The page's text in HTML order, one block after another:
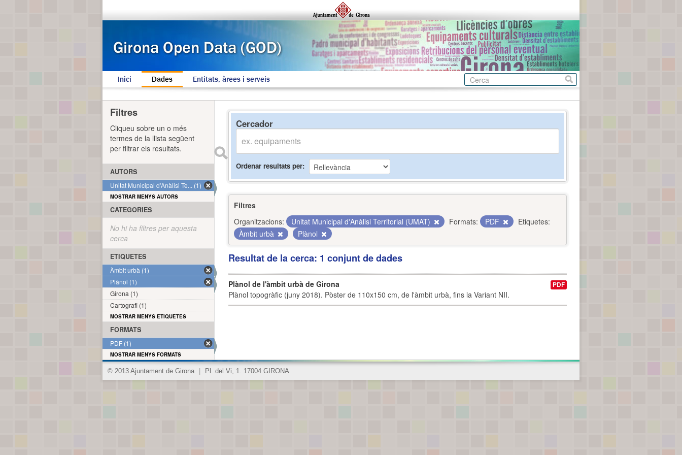
Inici Dades Entitats, àrees i serveis
Cercador
Ordenar resultats per
Filtres
Organitzacions:
Unitat Municipal d'Anàlisi Territorial (UMAT) Formats: PDF
Etiquetes:
Àmbit urbà
Plànol
Resultat de la cerca: 1 conjunt de dades
Plànol de l'àmbit urbà de Girona
Plànol topogràfic (juny 2018). Pòster de 110x150 cm, de l'àmbit urbà, fins la Variant NII.
PDF
Filtres
Cliqueu sobre un o més
termes de la llista següent
per filtrar els resultats.
AUTORS
Unitat Municipal d'Anàlisi Te... (1)
MOSTRAR MENYS AUTORS
CATEGORIES
No hi ha filtres per aquesta
cerca
ETIQUETES
Àmbit urbà (1)
Plànol (1)
Girona (1)
Cartografi (1)
MOSTRAR MENYS ETIQUETES
FORMATS
PDF (1)
MOSTRAR MENYS FORMATS
© 2013 Ajuntament de Girona Pl. del Vi, 1. 17004 GIRONA